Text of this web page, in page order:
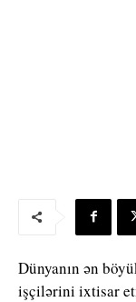
Dünyanın ən
işçilərini ixtisar